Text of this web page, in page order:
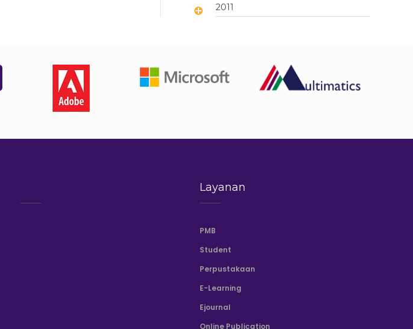
2011
Layanan
PMB
Student
Perpustakaan
E-Learning
Ejournal
Online Publication